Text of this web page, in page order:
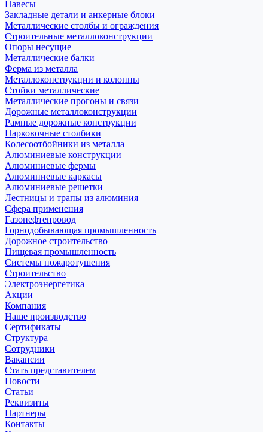
Навесы
Закладные детали и анкерные блоки
Металлические столбы и ограждения
Строительные металлоконструкции
Опоры несущие
Металлические балки
Ферма из металла
Металлоконструкции и колонны
Стойки металлические
Металлические прогоны и связи
Дорожные металлоконструкции
Рамные дорожные конструкции
Парковочные столбики
Колесоотбойники из металла
Алюминиевые конструкции
Алюминиевые фермы
Алюминиевые каркасы
Алюминиевые решетки
Лестницы и трапы из алюминия
Сфера применения
Газонефтепровод
Горнодобывающая промышленность
Дорожное строительство
Пищевая промышленность
Системы пожаротушения
Строительство
Электроэнергетика
Акции
Компания
Наше производство
Сертификаты
Структура
Сотрудники
Вакансии
Стать представителем
Новости
Статьи
Реквизиты
Партнеры
Контакты